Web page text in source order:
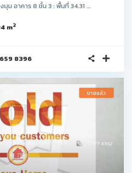
ม อาคาร 8 ชั้น 3 : พื้นที่ 34.31 ...
m2
8396
ขายแล้ว